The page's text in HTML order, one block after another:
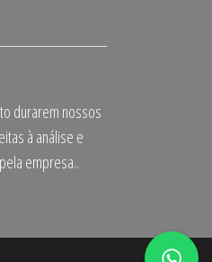
durarem nossos
à análise e
empresa..